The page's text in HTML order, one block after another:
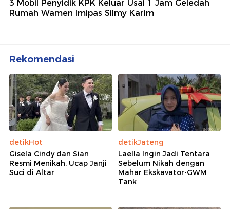
3 Mobil Penyidik KPK Keluar Usai 1 Jam Geledah
Rumah Wamen Imipas Silmy Karim
Rekomendasi
detikHot
Gisela Cindy dan Sian
Resmi Menikah, Ucap Janji
Suci di Altar
detikJateng
Laella Ingin Jadi Tentara
Sebelum Nikah dengan
Mahar Ekskavator-GWM
Tank